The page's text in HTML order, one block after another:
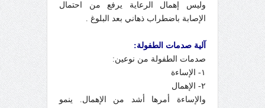
وليس إهمال الرعاية يرفع من احتمال
الإصابة باضطراب ذهاني بعد البلوغ .
آلية صدمات الطفولة:
صدمات الطفولة من نوعين:
١- الإساءة
٢- الإهمال
والإساءة أمرها أشد من الإهمال. ينمو